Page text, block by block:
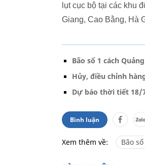
lụt cục bộ tại các khu
Giang, Cao Bằng, Hà
Bão số 1 cách
Hủy, điều chỉnh
Dự báo thời tiết 18/
Bình luận
Xem thêm về: Bão số